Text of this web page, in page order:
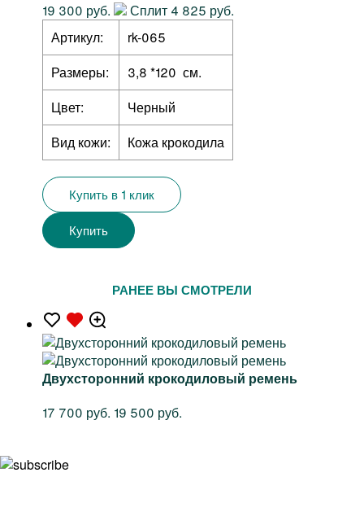
19 300 руб.
Сплит 4 825 руб.
Артикул:
rk-065
Размеры:
3,8 *120 см.
Цвет:
Черный
Вид кожи:
Кожа крокодила
Купить в 1 клик
Купить
РАНЕЕ ВЫ СМОТРЕЛИ
Двухсторонний крокодиловый ремень
17 700 руб. 19 500 руб.